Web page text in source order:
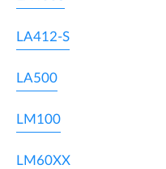
LA412-S
LA500
LM100
LM60XX